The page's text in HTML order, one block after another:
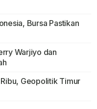
Bursa Pastikan
Warjiyo dan
Geopolitik Timur